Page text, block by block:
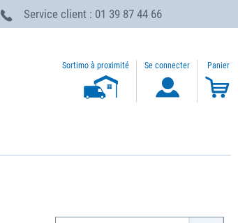
Service client : 01 39 87 44 66
Sortimo à proximité Se connecter Panier